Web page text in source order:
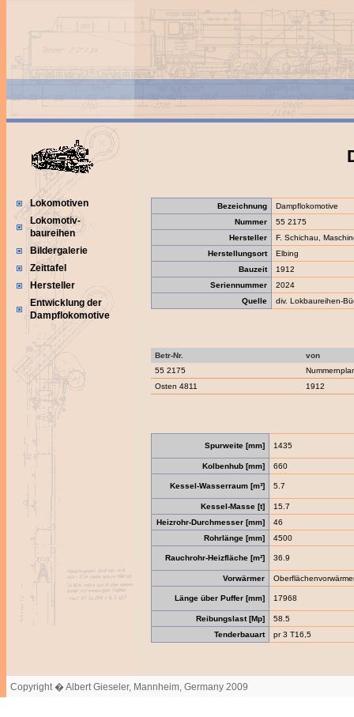
Lokomotiven
Lokomotiv-
baureihen
Bildergalerie
Zeittafel
Hersteller
Entwicklung der
Dampflokomotive
Bezeichnung
Dampflokomotive
Nummer
55 2175
Hersteller
F. Schichau,
Herstellungsort
Elbing
Bauzeit
1912
Seriennummer
2024
Quelle
div. Lokbaureihen-
Betr-Nr.
von
55 2175
Osten 4811
1912
Spurweite [mm] 1435
Kolbenhub [mm] 660
Kessel-Wasserraum [m³] 5.7
Kessel-Masse [t]
15.7
Heizrohr-Durchmesser [mm]
46
Rohrlänge [mm]
4500
Rauchrohr-Heizfläche [m²] 36.9
Vorwärmer
Länge über Puffer [mm] 17968
Reibungslast [Mp]
58.5
Tenderbauart
pr 3 T16,5
Copyright � Albert Gieseler, Mannheim, Germany 2009